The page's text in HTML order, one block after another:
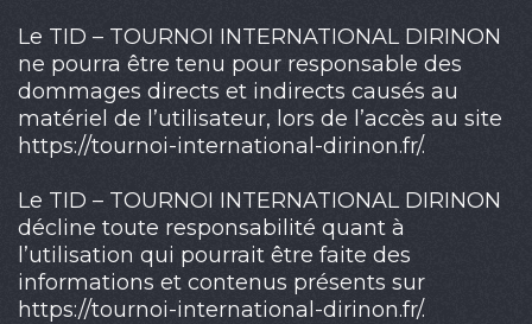
Le TID – TOURNOI INTERNATIONAL DIRINON
ne pourra être tenu pour responsable des
dommages directs et indirects causés au
matériel de l’utilisateur, lors de l’accès au site
https://tournoi-international-dirinon.fr/.
Le TID – TOURNOI INTERNATIONAL DIRINON
décline toute responsabilité quant à
l’utilisation qui pourrait être faite des
informations et contenus présents sur
https://tournoi-international-dirinon.fr/.